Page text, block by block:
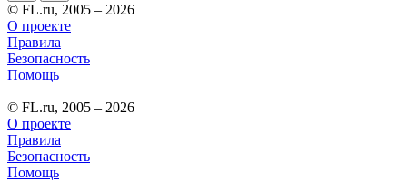
© FL.ru, 2005 – 2026
О проекте
Правила
Безопасность
Помощь
© FL.ru, 2005 – 2026
О проекте
Правила
Безопасность
Помощь